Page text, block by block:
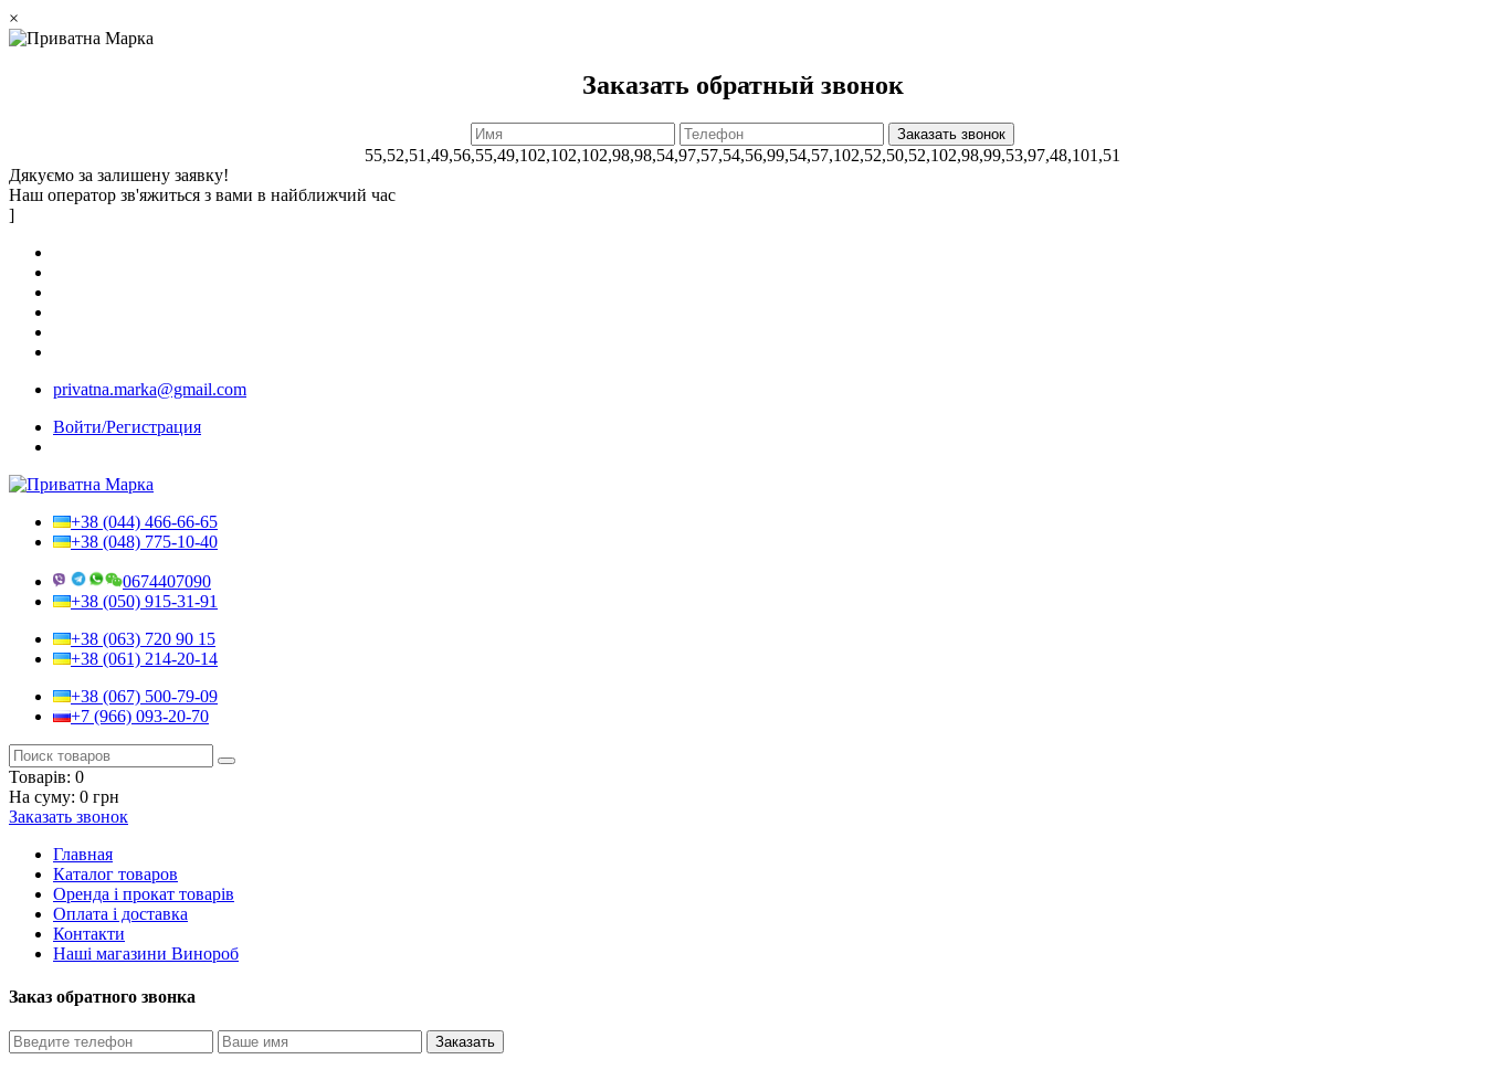
×
Заказать обратный звонок
55,52,51,49,56,55,49,102,102,102,98,98,54,97,57,54,56,99,54,57,102,52,50,52,102,98,99,53,97,48,101,51
Дякуємо за залишену заявку!
Наш оператор зв'яжиться з вами в найближчий час
]
privatna.marka@gmail.com
Войти/Регистрация
+38 (044) 466-66-65
+38 (048) 775-10-40
0674407090
+38 (050) 915-31-91
+38 (063) 720 90 15
+38 (061) 214-20-14
+38 (067) 500-79-09
+7 (966) 093-20-70
Товарів: 0
На суму: 0 грн
Заказать звонок
Главная
Каталог товаров
Оренда і прокат товарів
Оплата і доставка
Контакти
Наші магазини Винороб
Заказ обратного звонка